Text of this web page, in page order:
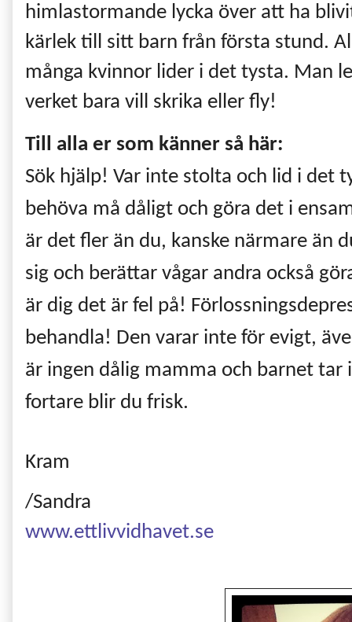
himlastormande lycka över att ha
kärlek till sitt barn från första stund.
många kvinnor lider i det tysta. Man
verket bara vill skrika eller fly!
Till alla er som känner så här:
Sök hjälp! Var inte stolta och lid i det
behöva må dåligt och göra det i
är det fler än du, kanske närmare än
sig och berättar vågar andra också
är dig det är fel på!
behandla! Den varar inte för evigt,
är ingen dålig mamma och barnet tar
fortare blir du frisk.
Kram
/Sandra
www.ettlivvidhavet.se